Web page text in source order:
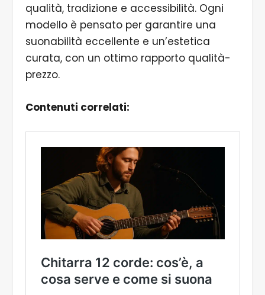
qualità, tradizione e accessibilità. Ogni
modello è pensato per garantire una
suonabilità eccellente e un’estetica
curata, con un ottimo rapporto qualità-
prezzo.
Contenuti correlati: